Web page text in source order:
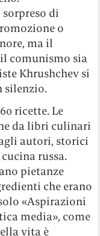
di
o
ma il
comunismo sia
Khrushchev si
silenzio.
ricette. Le
da libri culinari
autori, storici
russa.
pietanze
che erano
«Aspirazioni
media», come
vita è